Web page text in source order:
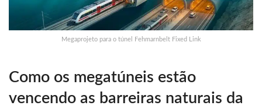
Megaprojeto para o túnel Fehmarnbelt Fixed Link
Como os megatúneis estão
vencendo as barreiras naturais da